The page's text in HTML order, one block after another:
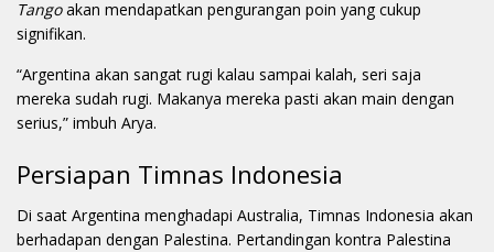
Tangoakan mendapatkan pengurangan poin yang cukup
signifikan.
“Argentina akan sangat rugi kalau sampai kalah, seri saja
mereka sudah rugi. Makanya mereka pasti akan main dengan
serius,” imbuh Arya.
Persiapan Timnas Indonesia
Di saat Argentina menghadapi Australia, Timnas Indonesia akan
berhadapan dengan Palestina. Pertandingan kontra Palestina